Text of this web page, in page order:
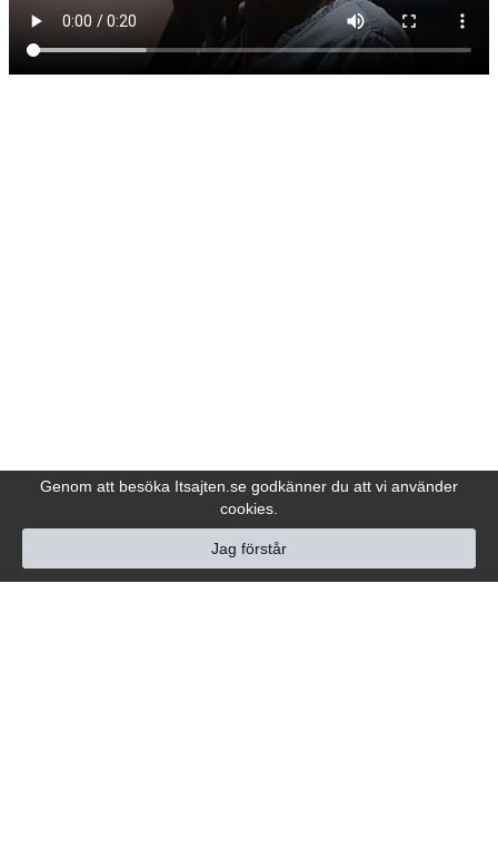
Genom att besöka Itsajten.se godkänner du att vi använder
cookies.
Jag förstår